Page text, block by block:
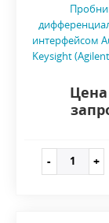
интерфейсом
Keysight